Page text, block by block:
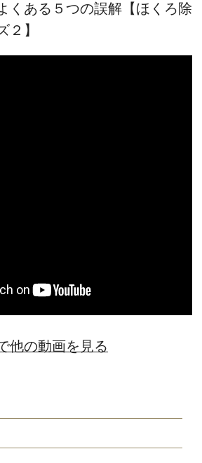
くある５つの誤解【ほくろ除
２】
他の動画を見る